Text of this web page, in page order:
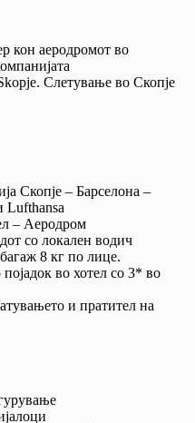
кон аеродромот во
Слетување во Скопје
Скопје – Барселона –
Lufthansa
– Аеродром
со локален водич
8 кг по лице.
во хотел со 3* во
и пратител на